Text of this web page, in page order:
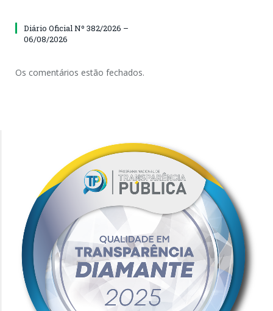
Diário Oficial Nº 382/2026 –
06/08/2026
Os comentários estão fechados.